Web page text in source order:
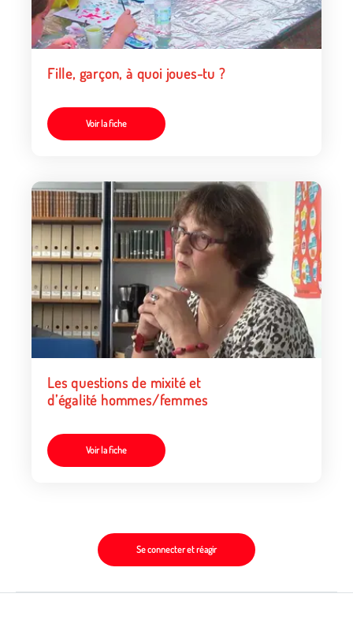
Fille, garçon, à quoi joues-tu ?
Voir la fiche
Les questions de mixité et
d’égalité hommes/femmes
Voir la fiche
Se connecter et réagir